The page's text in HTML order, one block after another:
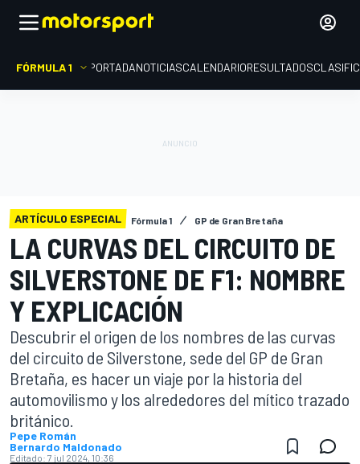
FÓRMULA 1 PORTADANOTICIASCALENDARIORESULTADOS
ARTÍCULO ESPECIAL Fórmula 1 GP de Gran Bretaña
LA CURVAS DEL CIRCUITO DE
SILVERSTONE DE F1: NOMBRE
Y EXPLICACIÓN
Descubrir el origen de los nombres de las curvas
del circuito de Silverstone, sede del GP de Gran
Bretaña, es hacer un viaje por la historia del
automovilismo y los alrededores del mítico trazado
británico.
Pepe Román
Bernardo Maldonado
Editado: 7 jul 2024, 10:36